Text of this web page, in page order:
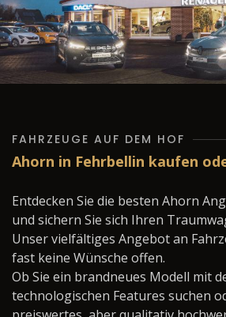
FAHRZEUGE AUF DEM HOF
Ahorn in Fehrbellin kaufen
Entdecken Sie die besten Ahorn
und sichern Sie sich Ihren
Unser vielfältiges Angebot an
fast keine Wünsche offen.
Ob Sie ein brandneues Modell mit
technologischen Features suchen